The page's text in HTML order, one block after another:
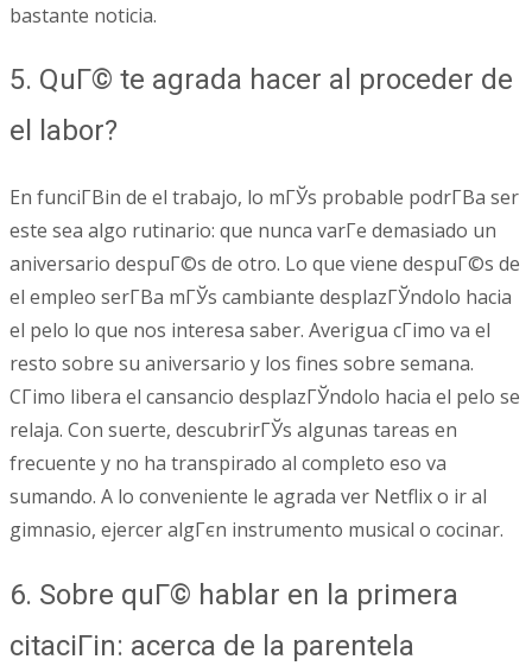
bastante noticia.
5. QuГ© te agrada hacer al proceder de
el labor?
En funciГ­Віn de el trabajo, lo mГЎs probable podrГ­В­a ser
este sea algo rutinario: que nunca varГ­e demasiado un
aniversario despuГ©s de otro. Lo que viene despuГ©s de
el empleo serГ­В­a mГЎs cambiante desplazГЎndolo hacia
el pelo lo que nos interesa saber. Averigua cГіmo va el
resto sobre su aniversario y los fines sobre semana.
CГіmo libera el cansancio desplazГЎndolo hacia el pelo se
relaja. Con suerte, descubrirГЎs algunas tareas en
frecuente y no ha transpirado al completo eso va
sumando. A lo conveniente le agrada ver Netflix o ir al
gimnasio, ejercer algГєn instrumento musical o cocinar.
6. Sobre quГ© hablar en la primera
citaciГіn: acerca de la parentela